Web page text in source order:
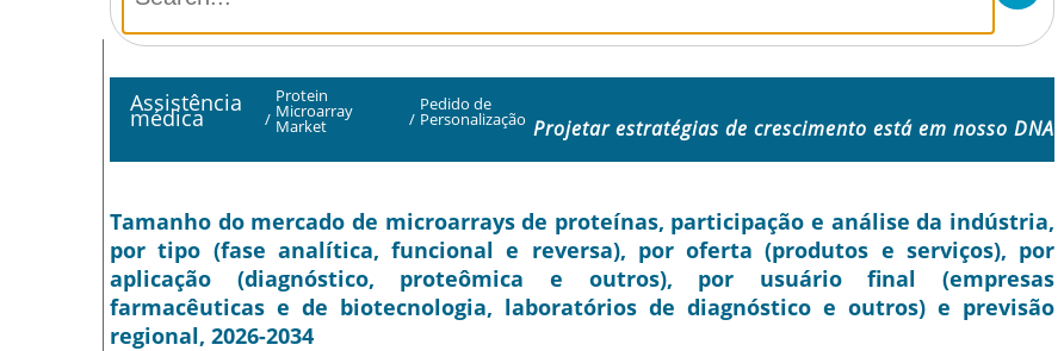
Assistência
médica /
Protein
Microarray
Market /
Pedido de
Personalização Projetar estratégias de crescimento está em nosso DNA
Tamanho do mercado de microarrays de proteínas, participação e análise da indústria,
por tipo (fase analítica, funcional e reversa), por oferta (produtos e serviços), por
aplicação (diagnóstico, proteômica e outros), por usuário final (empresas
farmacêuticas e de biotecnologia, laboratórios de diagnóstico e outros) e previsão
regional, 2026-2034